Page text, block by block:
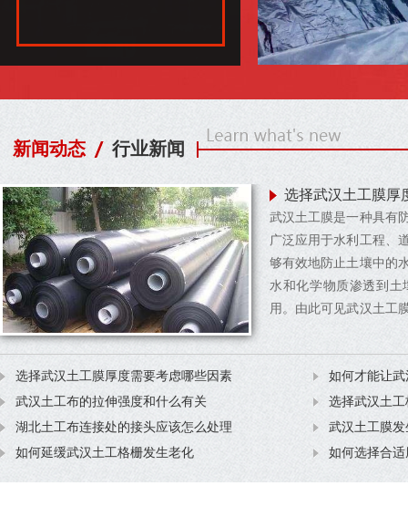
新闻动态 行业新闻
选择武汉土工膜厚
武汉土工膜是一种具有
广泛应用于水利工程、
够有效地防止土壤中的
水和化学物质渗透到土
用。由此可见武汉土工
厚度需要考虑哪些因素
第一考虑因...
选择武汉土工膜厚度需要考虑哪些因素
如何才能让
武汉土工布的拉伸强度和什么有关
选择武汉土
湖北土工布连接处的接头应该怎么处理
武汉土工膜
如何延缓武汉土工格栅发生老化
如何选择合